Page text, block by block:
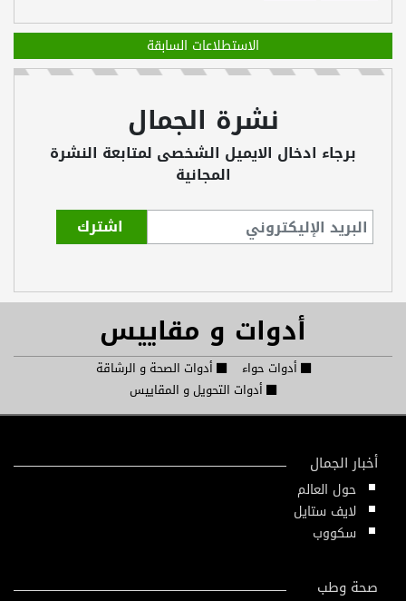
الاستطلاعات السابقة
نشرة الجمال
برجاء ادخال الايميل الشخصى لمتابعة النشرة
المجانية
أدوات و مقاييس
أدوات حواء
أدوات الصحة و الرشاقة
أدوات التحويل و المقاييس
أخبار الجمال
حول العالم
لايف ستايل
سكووب
صحة وطب